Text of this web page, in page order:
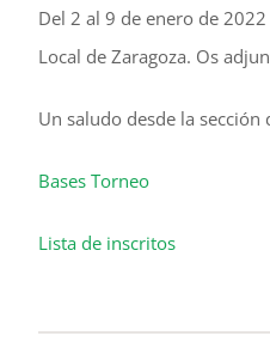
Del 2 al 9 de enero de
Local de Zaragoza. Os
Un saludo desde la sección
Bases Torneo
Lista de inscritos